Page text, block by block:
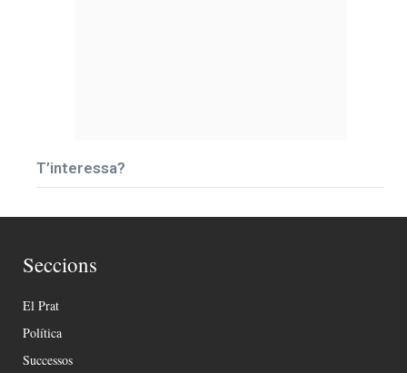
T’interessa?
Seccions
El Prat
Política
Successos